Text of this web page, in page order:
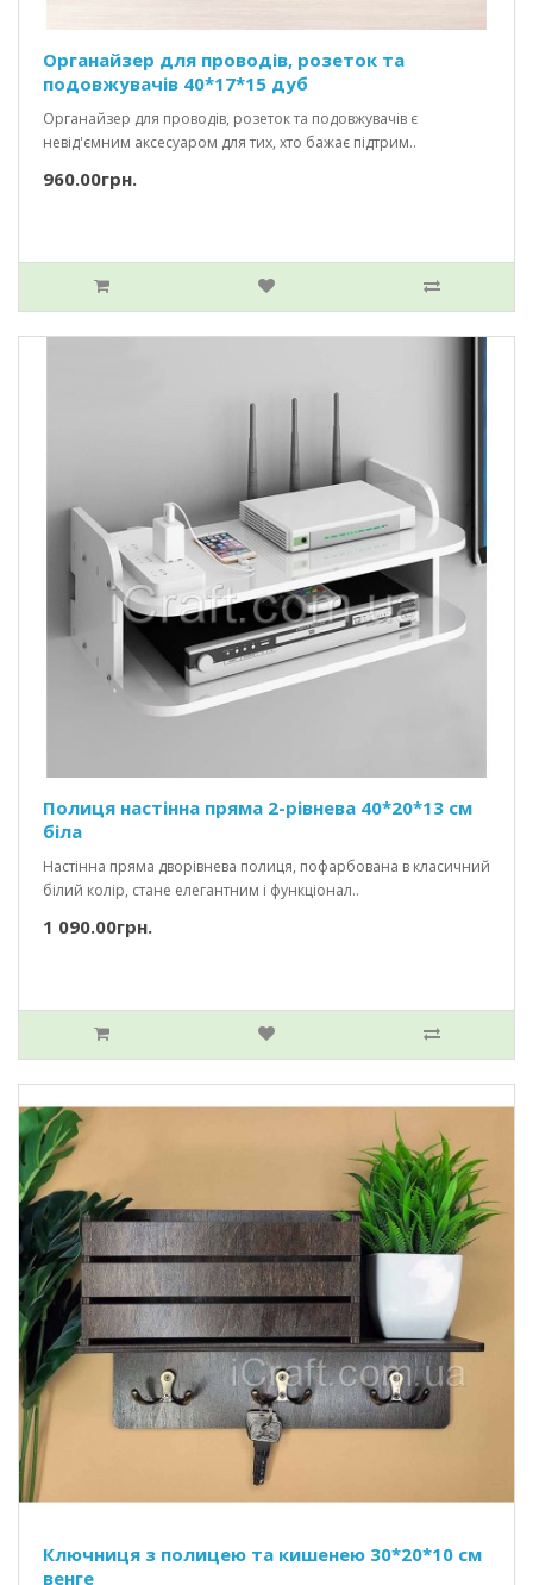
Органайзер для проводів, розеток та
подовжувачів 40*17*15 дуб
Органайзер для проводів, розеток та подовжувачів є
невід'ємним аксесуаром для тих, хто бажає підтрим..
960.00грн.
Полиця настінна пряма 2-рівнева 40*20*13 см
біла
Настінна пряма дворівнева полиця, пофарбована в класичний
білий колір, стане елегантним і функціонал..
1 090.00грн.
Ключниця з полицею та кишенею 30*20*10 см
венге